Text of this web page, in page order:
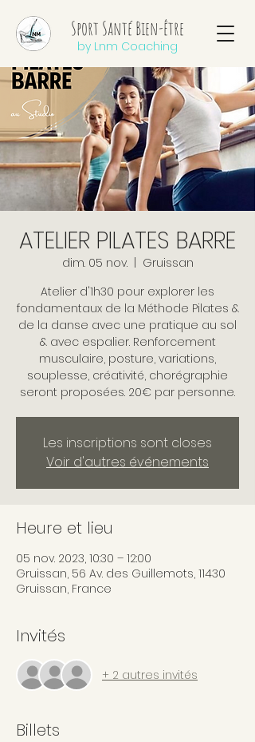
Sport Santé Bien-être
by Lnm Coaching
ATELIER PILATES BARRE
dim. 05 nov.
  |
Gruissan
Atelier d'1h30 pour explorer les
fondamentaux de la Méthode Pilates &
de la danse avec une pratique au sol
& avec espalier. Renforcement
musculaire, posture, variations,
souplesse, créativité, chorégraphie
seront proposées. 20€ par personne.
Les inscriptions sont closes
Voir d'autres événements
Heure et lieu
05 nov. 2023, 10:30 – 12:00
Gruissan, 56 Av. des Guillemots, 11430
Gruissan, France
Invités
+ 2 autres invités
Billets